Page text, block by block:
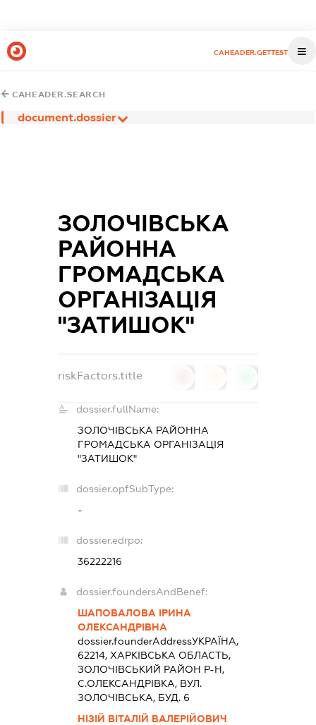
CAHEADER.GETTEST
CAHEADER.SEARCH
document.dossier
ЗОЛОЧІВСЬКА
РАЙОННА
ГРОМАДСЬКА
ОРГАНІЗАЦІЯ
"ЗАТИШОК"
riskFactors.title
dossier.fullName:
ЗОЛОЧІВСЬКА РАЙОННА
ГРОМАДСЬКА ОРГАНІЗАЦІЯ
"ЗАТИШОК"
dossier.opfSubType:
-
dossier.edrpo:
36222216
dossier.foundersAndBenef:
ШАПОВАЛОВА ІРИНА
ОЛЕКСАНДРІВНА
dossier.founderAddressУКРАЇНА,
62214, ХАРКIВСЬКА ОБЛАСТЬ,
ЗОЛОЧIВСЬКИЙ РАЙОН Р-Н,
С.ОЛЕКСАНДРІВКА, ВУЛ.
ЗОЛОЧІВСЬКА, БУД. 6
НІЗІЙ ВІТАЛІЙ ВАЛЕРІЙОВИЧ